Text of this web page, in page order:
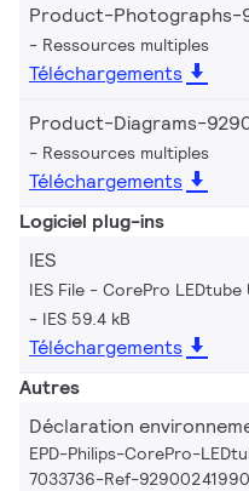
Product-Photographs-
Ressources multiples
Téléchargements
Product-Diagrams-
Ressources multiples
Téléchargements
Logiciel plug-ins
IES
IES File - CorePro
IES 59.4 kB
Téléchargements
Autres
Déclaration
EPD-Philips-CorePro-
7033736-Ref-